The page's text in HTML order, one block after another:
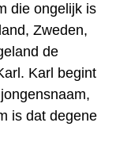
die ongelijk is
Zweden,
de
Karl begint
is dat degene